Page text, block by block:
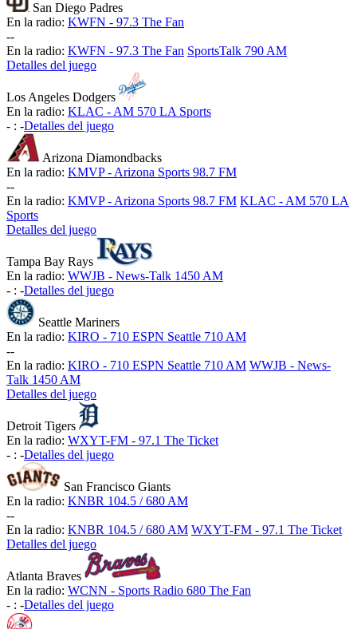
San Diego Padres
En la radio: KWFN - 97.3 The Fan
--
En la radio: KWFN - 97.3 The Fan SportsTalk 790 AM
Detalles del juego
Los Angeles Dodgers
En la radio: KLAC - AM 570 LA Sports
- : -Detalles del juego
Arizona Diamondbacks
En la radio: KMVP - Arizona Sports 98.7 FM
--
En la radio: KMVP - Arizona Sports 98.7 FM KLAC - AM 570 LA
Sports
Detalles del juego
Tampa Bay Rays
En la radio: WWJB - News-Talk 1450 AM
- : -Detalles del juego
Seattle Mariners
En la radio: KIRO - 710 ESPN Seattle 710 AM
--
En la radio: KIRO - 710 ESPN Seattle 710 AM WWJB - News-
Talk 1450 AM
Detalles del juego
Detroit Tigers
En la radio: WXYT-FM - 97.1 The Ticket
- : -Detalles del juego
San Francisco Giants
En la radio: KNBR 104.5 / 680 AM
--
En la radio: KNBR 104.5 / 680 AM WXYT-FM - 97.1 The Ticket
Detalles del juego
Atlanta Braves
En la radio: WCNN - Sports Radio 680 The Fan
- : -Detalles del juego